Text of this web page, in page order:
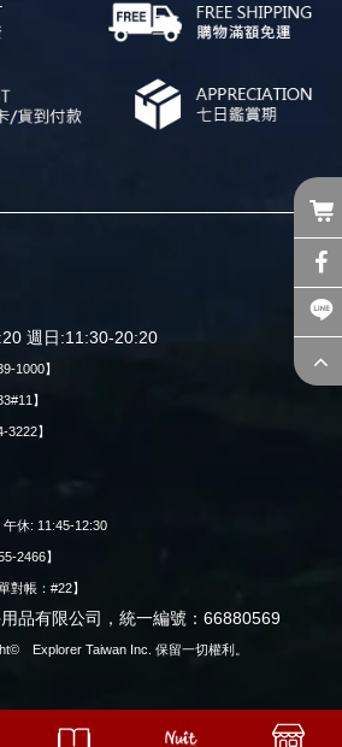
週日:11:30-20:20
1000】
】
3222】
休: 11:45-12:30
2466】
對帳：#22】
品有限公司，統一編號：66880569
Explorer Taiwan Inc. 保留一切權利。